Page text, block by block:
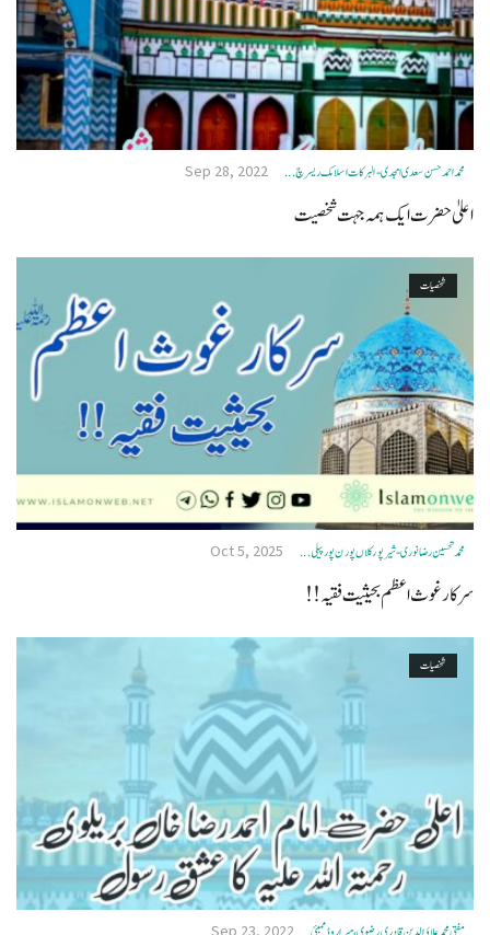
محمد احمد حسن سعدی امجدی - البرکات اسلامک ریسرچ ... Sep 28, 2022
اعلیٰ حضرت ایک ہمہ جہت شخصیت
شخصیات
محمد تحسین رضا نوری - شیرپور کلاں پورن پور پیلی ... Oct 5, 2025
سرکار غوث اعظم بحیثیت فقیہ !!
شخصیات
Sep 23, 2022